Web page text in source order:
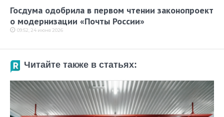
Госдума одобрила в первом чтении законопроект
о модернизации «Почты России»
09:52, 24 июня 2026
Читайте также в статьях: